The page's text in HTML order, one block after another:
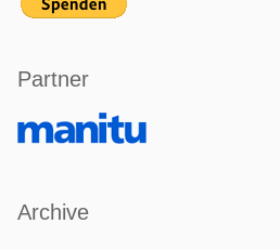
Partner
Archive